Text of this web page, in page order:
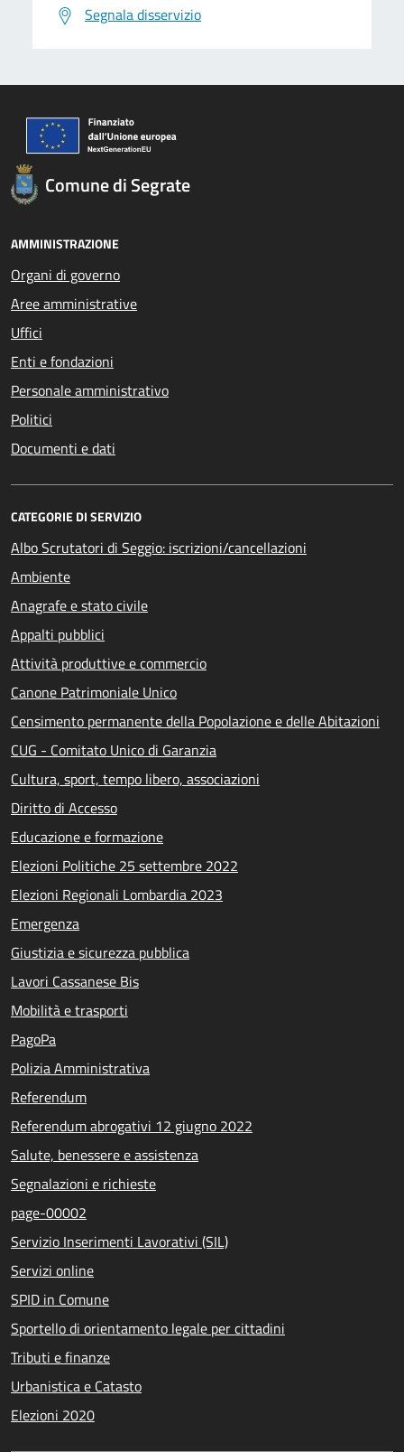
Segnala disservizio
Comune di Segrate
AMMINISTRAZIONE
Organi di governo
Aree amministrative
Uffici
Enti e fondazioni
Personale amministrativo
Politici
Documenti e dati
CATEGORIE DI SERVIZIO
Albo Scrutatori di Seggio: iscrizioni/cancellazioni
Ambiente
Anagrafe e stato civile
Appalti pubblici
Attività produttive e commercio
Canone Patrimoniale Unico
Censimento permanente della Popolazione e delle Abitazioni
CUG - Comitato Unico di Garanzia
Cultura, sport, tempo libero, associazioni
Diritto di Accesso
Educazione e formazione
Elezioni Politiche 25 settembre 2022
Elezioni Regionali Lombardia 2023
Emergenza
Giustizia e sicurezza pubblica
Lavori Cassanese Bis
Mobilità e trasporti
PagoPa
Polizia Amministrativa
Referendum
Referendum abrogativi 12 giugno 2022
Salute, benessere e assistenza
Segnalazioni e richieste
page-00002
Servizio Inserimenti Lavorativi (SIL)
Servizi online
SPID in Comune
Sportello di orientamento legale per cittadini
Tributi e finanze
Urbanistica e Catasto
Elezioni 2020